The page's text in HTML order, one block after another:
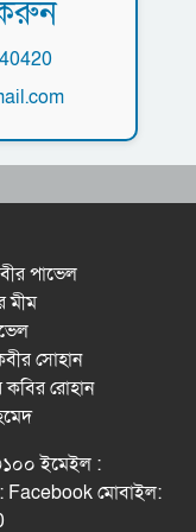
ও আবৃত্তি
অনুষ্ঠিত
দিবস উপলক্ষে
নতুন ভবনের
উদ্বোধন
“পারস্য কবিতা ও বাংলা
শীর্ষক সেমিনার
আ ট ক ফরহাদ-
উদ্বোধন করলেন
পাভেল
মীম
সোহান
কবির রোহান
ইমেইল :
মোবাইল: